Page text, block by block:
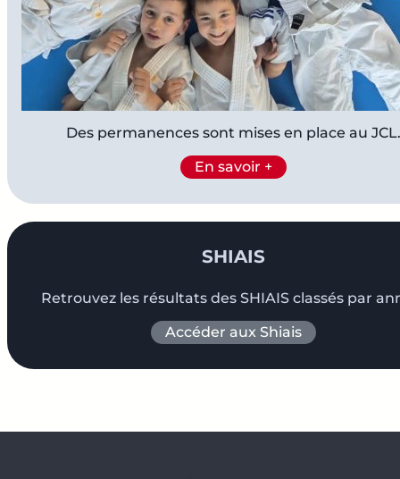
Des permanences sont mises en place au JCL.
En savoir +
SHIAIS
Retrouvez les résultats des SHIAIS classés par
Accéder aux Shiais